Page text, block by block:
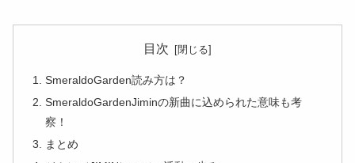
目次
SmeraldoGarden読み方は？
SmeraldoGardenJiminの新曲に込められた意味も考
察！
まとめ